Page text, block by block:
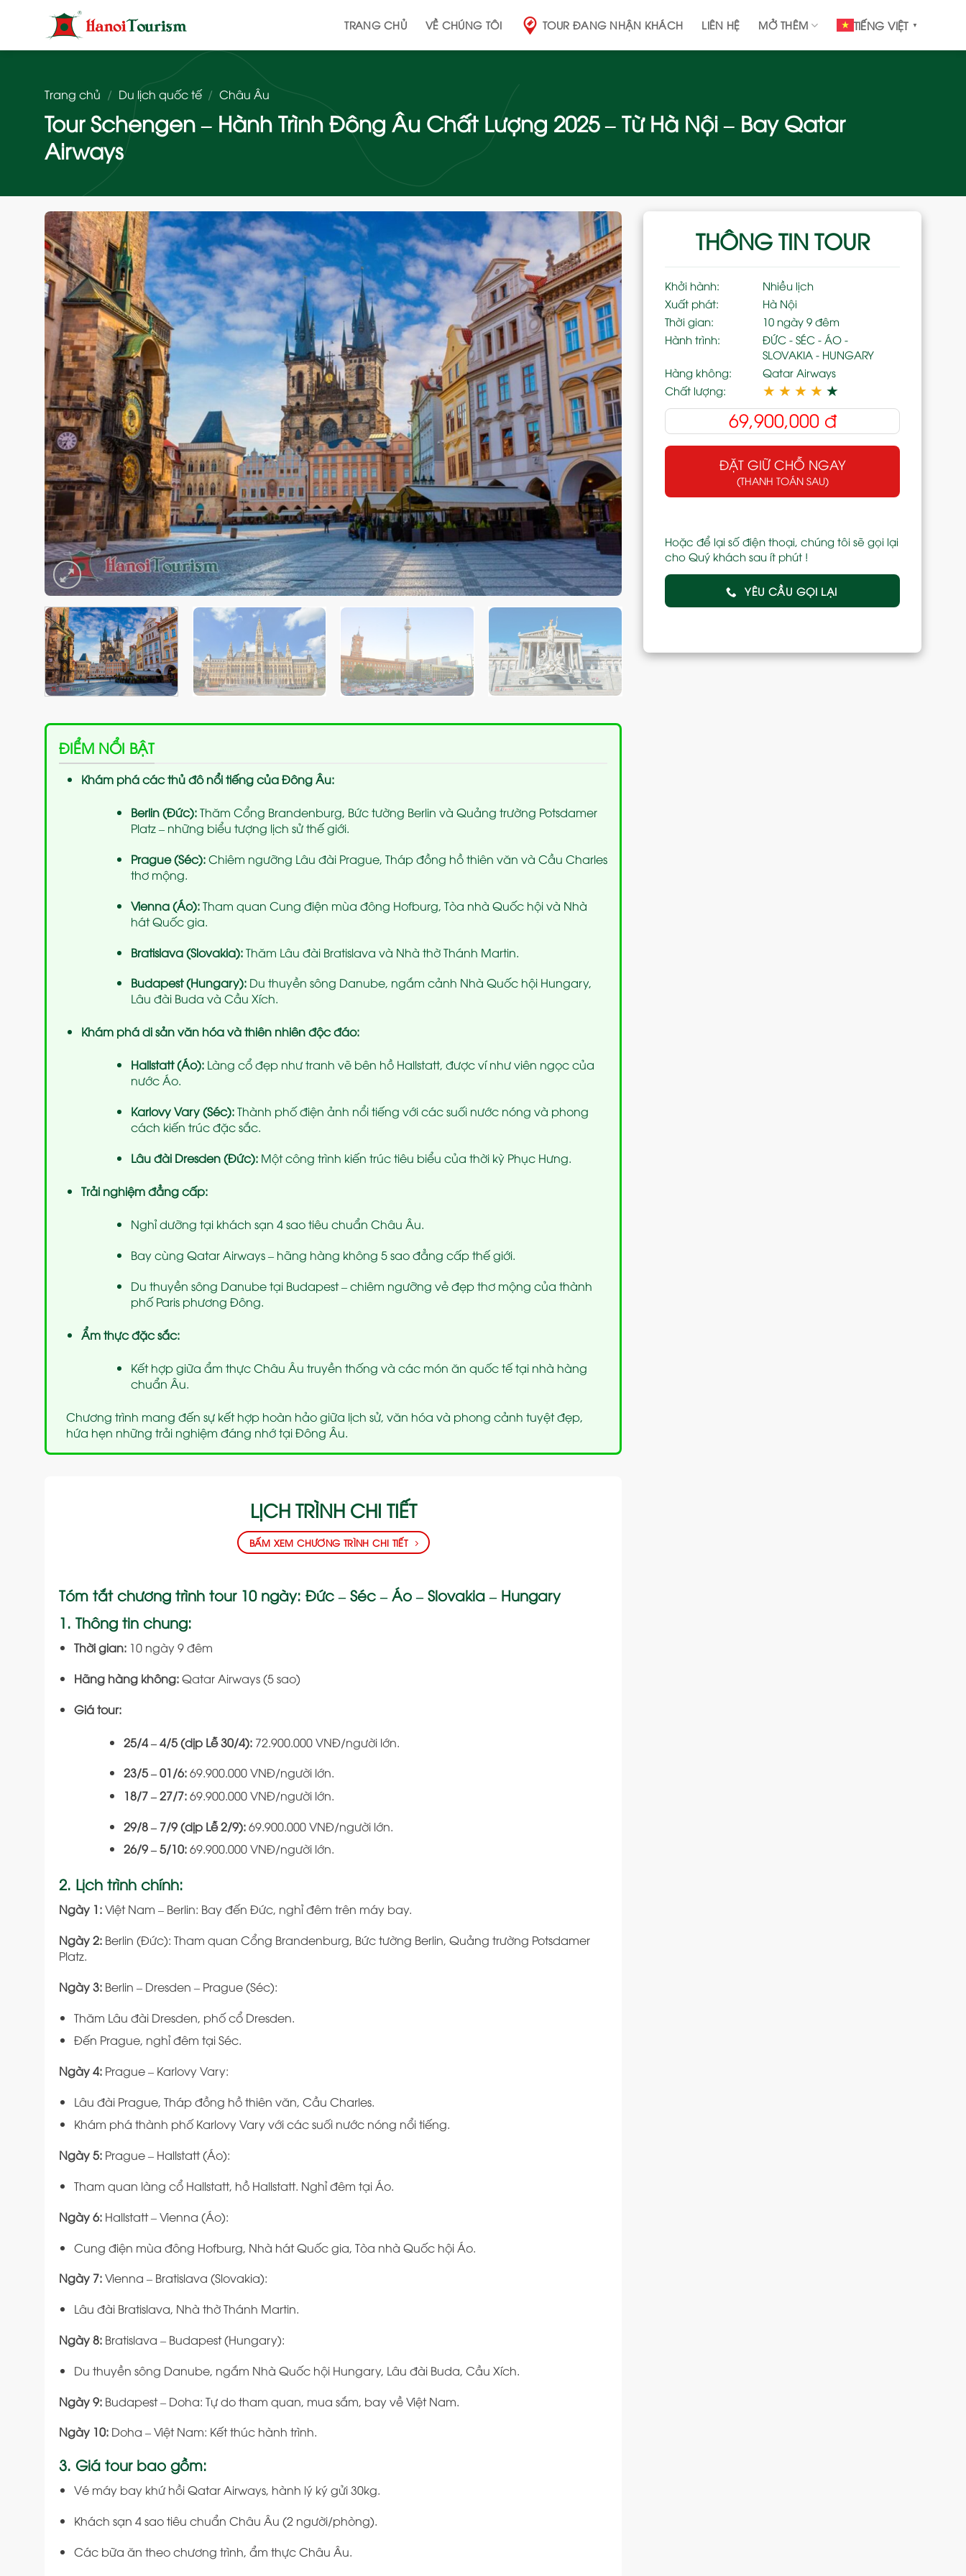
dung
TRANG CHỦ VỀ CHÚNG TÔI TOUR ĐANG NHẬN KHÁCH LIÊN HỆ MỞ THÊM TIẾNG VIỆT ▼
Trang chủ / Du lịch quốc tế / Châu Âu
Tour Schengen – Hành Trình Đông Âu Chất Lượng 2025 – Từ Hà Nội – Bay Qatar
Airways
Add
to
wishlist
ĐIỂM NỔI BẬT
Khám phá các thủ đô nổi tiếng của Đông Âu:
Berlin (Đức):Thăm Cổng Brandenburg, Bức tường Berlin và Quảng trường Potsdamer
Platz – những biểu tượng lịch sử thế giới.
Prague (Séc):Chiêm ngưỡng Lâu đài Prague, Tháp đồng hồ thiên văn và Cầu Charles
thơ mộng.
Vienna (Áo):Tham quan Cung điện mùa đông Hofburg, Tòa nhà Quốc hội và Nhà
hát Quốc gia.
Bratislava (Slovakia):Thăm Lâu đài Bratislava và Nhà thờ Thánh Martin.
Budapest (Hungary):Du thuyền sông Danube, ngắm cảnh Nhà Quốc hội Hungary,
Lâu đài Buda và Cầu Xích.
Khám phá di sản văn hóa và thiên nhiên độc đáo:
Hallstatt (Áo):Làng cổ đẹp như tranh vẽ bên hồ Hallstatt, được ví như viên ngọc của
nước Áo.
Karlovy Vary (Séc):Thành phố điện ảnh nổi tiếng với các suối nước nóng và phong
cách kiến trúc đặc sắc.
Lâu đài Dresden (Đức):Một công trình kiến trúc tiêu biểu của thời kỳ Phục Hưng.
Trải nghiệm đẳng cấp:
Nghỉ dưỡng tại khách sạn 4 sao tiêu chuẩn Châu Âu.
Bay cùng Qatar Airways – hãng hàng không 5 sao đẳng cấp thế giới.
Du thuyền sông Danube tại Budapest – chiêm ngưỡng vẻ đẹp thơ mộng của thành
phố Paris phương Đông.
Ẩm thực đặc sắc:
Kết hợp giữa ẩm thực Châu Âu truyền thống và các món ăn quốc tế tại nhà hàng
chuẩn Âu.
Chương trình mang đến sự kết hợp hoàn hảo giữa lịch sử, văn hóa và phong cảnh tuyệt đẹp,
hứa hẹn những trải nghiệm đáng nhớ tại Đông Âu.
LỊCH TRÌNH CHI TIẾT
BẤM XEM CHƯƠNG TRÌNH CHI TIẾT
Tóm tắt chương trình tour 10 ngày: Đức – Séc – Áo – Slovakia – Hungary
1. Thông tin chung:
Thời gian:10 ngày 9 đêm
Hãng hàng không:Qatar Airways (5 sao)
Giá tour:
25/4 – 4/5 (dịp Lễ 30/4):72.900.000 VNĐ/người lớn.
23/5 – 01/6:69.900.000 VNĐ/người lớn.
18/7 – 27/7:69.900.000 VNĐ/người lớn.
29/8 – 7/9 (dịp Lễ 2/9):69.900.000 VNĐ/người lớn.
26/9 – 5/10:69.900.000 VNĐ/người lớn.
2. Lịch trình chính:
Ngày 1:Việt Nam – Berlin: Bay đến Đức, nghỉ đêm trên máy bay.
Ngày 2: Berlin (Đức): Tham quan Cổng Brandenburg, Bức tường Berlin, Quảng trường Potsdamer
Platz.
Ngày 3: Berlin – Dresden – Prague (Séc):
Thăm Lâu đài Dresden, phố cổ Dresden.
Đến Prague, nghỉ đêm tại Séc.
Ngày 4: Prague – Karlovy Vary:
Lâu đài Prague, Tháp đồng hồ thiên văn, Cầu Charles.
Khám phá thành phố Karlovy Vary với các suối nước nóng nổi tiếng.
Ngày 5: Prague – Hallstatt (Áo):
Tham quan làng cổ Hallstatt, hồ Hallstatt. Nghỉ đêm tại Áo.
Ngày 6: Hallstatt – Vienna (Áo):
Cung điện mùa đông Hofburg, Nhà hát Quốc gia, Tòa nhà Quốc hội Áo.
Ngày 7:Vienna – Bratislava (Slovakia):
Lâu đài Bratislava, Nhà thờ Thánh Martin.
Ngày 8: Bratislava – Budapest (Hungary):
Du thuyền sông Danube, ngắm Nhà Quốc hội Hungary, Lâu đài Buda, Cầu Xích.
Ngày 9: Budapest – Doha: Tự do tham quan, mua sắm, bay về Việt Nam.
Ngày 10: Doha – Việt Nam: Kết thúc hành trình.
3. Giá tour bao gồm:
Vé máy bay khứ hồi Qatar Airways, hành lý ký gửi 30kg.
Khách sạn 4 sao tiêu chuẩn Châu Âu (2 người/phòng).
Các bữa ăn theo chương trình, ẩm thực Châu Âu.
THÔNG TIN TOUR
Khởi hành:
Nhiều lịch
Xuất phát:
Hà Nội
Thời gian:
10 ngày 9 đêm
Hành trình:
ĐỨC - SÉC - ÁO -
SLOVAKIA - HUNGARY
Hàng không:
Qatar Airways
Chất lượng:
★ ★ ★ ★ ★
69,900,000đ
ĐẶT GIỮ CHỖ NGAY
(THANH TOÁN SAU)
Hoặc để lại số điện thoại, chúng tôi sẽ gọi lại
cho Quý khách sau ít phút !
YÊU CẦU GỌI LẠI